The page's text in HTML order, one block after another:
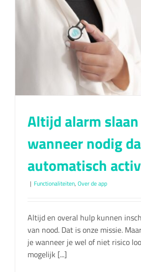
Altijd alarm slaan
wanneer nodig
automatisch
| Functionaliteiten, Over de app
Altijd en overal hulp kunnen
van nood. Dat is onze missie.
je wanneer je wel of niet risico
mogelijk [...]